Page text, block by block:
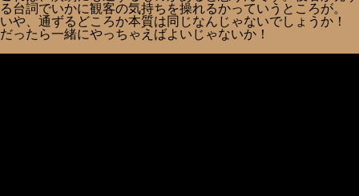
る台詞でいかに観客の気持ちを操れるかっていうところが。
いや、通ずるどころか本質は同じなんじゃないでしょうか！
だったら一緒にやっちゃえばよいじゃないか！